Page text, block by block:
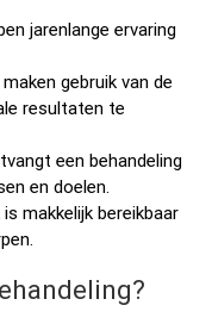
jarenlange ervaring
maken gebruik van de
resultaten te
een behandeling
en doelen.
makkelijk bereikbaar